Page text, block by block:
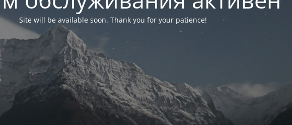
Site will be available soon. Thank you for your patience!